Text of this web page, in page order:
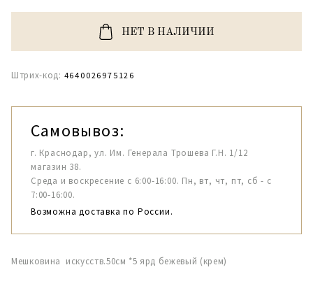
НЕТ В НАЛИЧИИ
Штрих-код: 4640026975126
Самовывоз:
г. Краснодар, ул. Им. Генерала Трошева Г.Н. 1/12
магазин 38.
Среда и воскресение с 6:00-16:00. Пн, вт, чт, пт, сб - с
7:00-16:00.
Возможна доставка по России.
Мешковина искусств.50см *5 ярд бежевый (крем)